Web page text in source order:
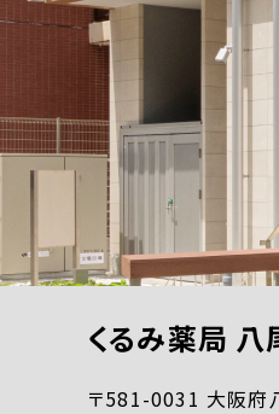
くるみ薬局 八
〒581-0031 大阪府